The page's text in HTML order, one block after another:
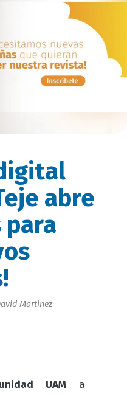
abre
para
Martinez
UAM a